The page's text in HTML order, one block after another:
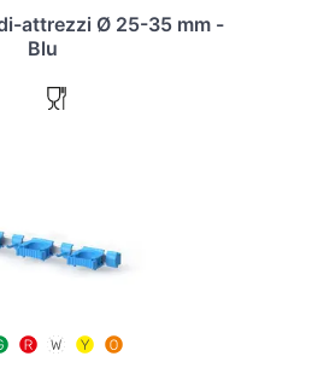
attrezzi Ø 25-35 mm -
Blu